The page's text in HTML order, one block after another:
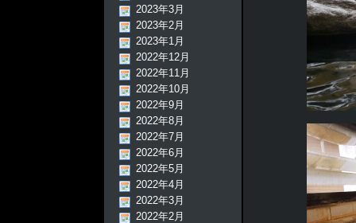
2023年3月
2023年2月
2023年1月
2022年12月
2022年11月
2022年10月
2022年9月
2022年8月
2022年7月
2022年6月
2022年5月
2022年4月
2022年3月
2022年2月